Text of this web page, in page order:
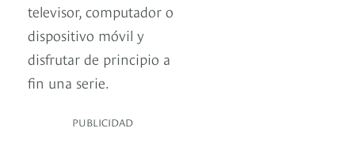
televisor, computador o
dispositivo móvil y
disfrutar de principio a
fin una serie.
PUBLICIDAD